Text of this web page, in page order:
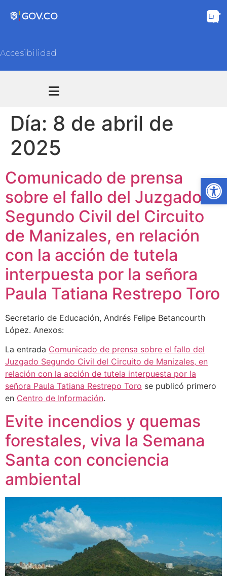
Accesibilidad
Día: 8 de abril de
2025
Comunicado de prensa
sobre el fallo del Juzgado
Segundo Civil del Circuito
de Manizales, en relación
con la acción de tutela
interpuesta por la señora
Paula Tatiana Restrepo Toro
Secretario de Educación, Andrés Felipe Betancourth
López. Anexos:
La entrada Comunicado de prensa sobre el fallo del
Juzgado Segundo Civil del Circuito de Manizales, en
relación con la acción de tutela interpuesta por la
señora Paula Tatiana Restrepo Toro se publicó primero
en Centro de Información.
Evite incendios y quemas
forestales, viva la Semana
Santa con conciencia
ambiental